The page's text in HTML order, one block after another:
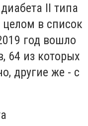
II типа
в список
год вошло
64 из которых
другие же - с